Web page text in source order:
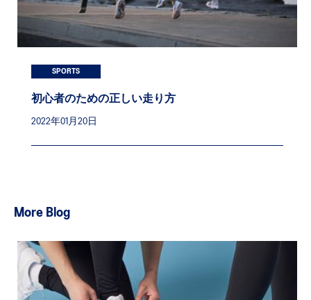
SPORTS
初心者のための正しい走り方
2022年01月20日
More Blog